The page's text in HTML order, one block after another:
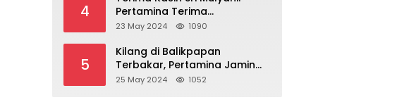
4
Pertamina Terima
Kompensasi BBM Rp 43,52
23 May 2024 1090
5
Kilang di Balikpapan
Terbakar, Pertamina Jamin
Pasokan BBM Aman
25 May 2024 1052